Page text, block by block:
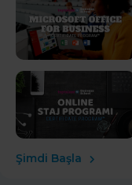
Şimdi Başla